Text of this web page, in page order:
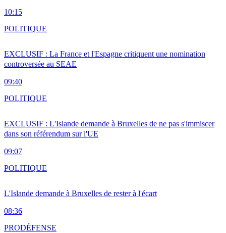
10:15
EXCLUSIF : La France et l'Espagne critiquent une nomination
controversée au SEAE
09:40
POLITIQUE
EXCLUSIF : L'Islande demande à Bruxelles de ne pas s'immiscer
dans son référendum sur l'UE
09:07
POLITIQUE
L'Islande demande à Bruxelles de rester à l'écart
08:36
POLITIQUE
PRODÉFENSE